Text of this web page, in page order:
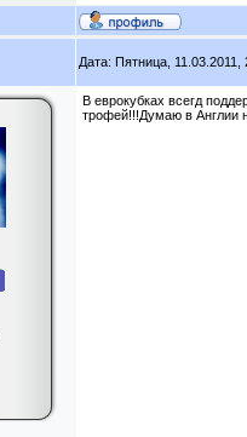
Дата: Пятница,
В еврокубках всегд
трофей!!!Думаю в Англии